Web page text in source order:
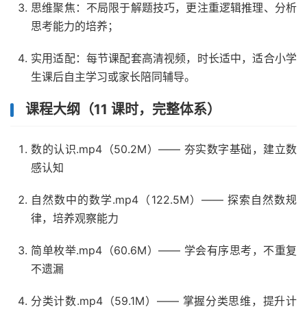
思维聚焦：不局限于解题技巧，更注重逻辑推理、分析
思考能力的培养；​
实用适配：每节课配套高清视频，时长适中，适合小学
生课后自主学习或家长陪同辅导。​
课程大纲（11 课时，完整体系）​
数的认识.mp4（50.2M）—— 夯实数字基础，建立数
感认知​
自然数中的数学.mp4（122.5M）—— 探索自然数规
律，培养观察能力​
简单枚举.mp4（60.6M）—— 学会有序思考，不重复
不遗漏​
分类计数.mp4（59.1M）—— 掌握分类思维，提升计